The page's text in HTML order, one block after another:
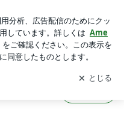
新通知
を受け取りまし
開く